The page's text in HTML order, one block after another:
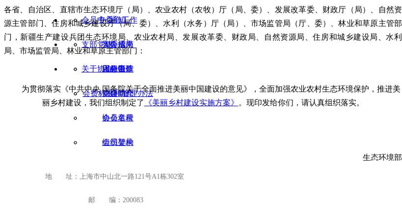
专委会工作
智库成果
团标工作
通知
公示
公告
会员中心
入会指南
入会申请
会费标准和管理办法
会员名录
会员登录
支部党建
思想领航
党建动态
关于协会
协会简介
协会章程
组织架构
各省、自治区、直辖市生态环境厅（局）、农业农村（农牧）厅（局、委）、发展改革委、财政厅（局）、自然资
源主管部门、住房和城乡建设厅（局、委）、水利（水务）厅（局）、市场监管局（厅、委）、林业和草原主管部
门，新疆生产建设兵团生态环境局、农业农村局、发展改革委、财政局、自然资源局、住房和城乡建设局、水利
局、市场监管局、林业和草原主管部门：
为贯彻落实《中共中央 国务院关于全面推进美丽中国建设的意见》，全面加强农业农村生态环境保护，推进美
丽乡村建设，我们组织制定了 《美丽乡村建设实施方案》 。现印发给你们，请认真组织落实。
生态环境部
地 址：上海市中山北一路121号A1栋302室
邮 编：200083